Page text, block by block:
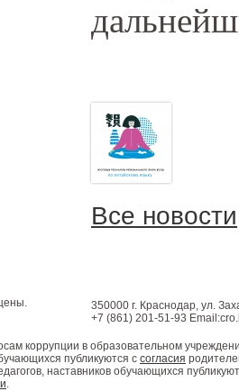
Все новости
350000 г. Краснодар, ул.
+7 (861) 201-51-93
коррупции в образовательном
публикуются с согласия
наставников обучающихся
.